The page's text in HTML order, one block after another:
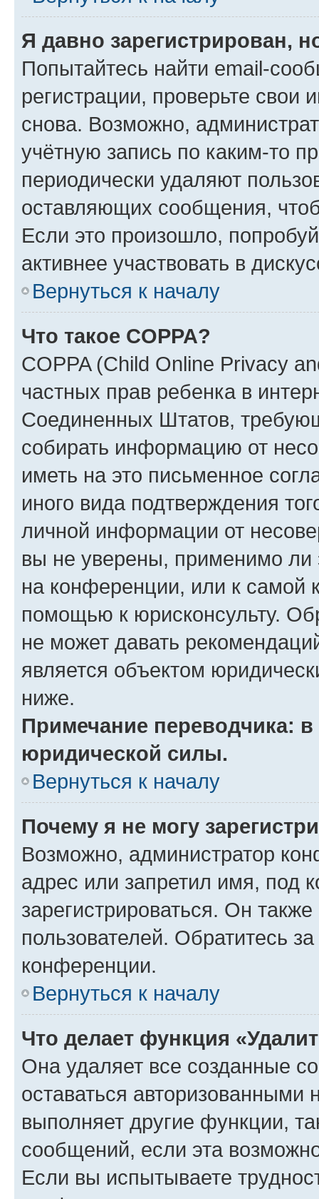
Я давно зарегистрирован,
Попытайтесь найти email-
регистрации, проверьте свои
снова. Возможно,
учётную запись по каким-то
периодически удаляют
оставляющих сообщения,
Если это произошло,
активнее участвовать в
Вернуться к началу
Что такое COPPA?
COPPA (Child Online Privacy
частных прав ребенка в
Соединенных Штатов,
собирать информацию от
иметь на это письменное
иного вида подтверждения
личной информации от
вы не уверены, применимо ли
на конференции, или к самой
помощью к юрисконсульту.
не может давать
является объектом
ниже.
Примечание переводчика:
юридической силы.
Вернуться к началу
Почему я не могу
Возможно, администратор
адрес или запретил имя, под
зарегистрироваться. Он
пользователей. Обратитесь
конференции.
Вернуться к началу
Что делает функция
Она удаляет все созданные
оставаться авторизованными
выполняет другие функции,
сообщений, если эта
Если вы испытываете